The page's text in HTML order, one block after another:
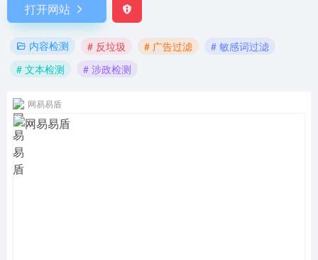
打开网站
内容检测 # 反垃圾 # 广告过滤
# 敏感词过滤
# 文本检测
# 涉政检测
网易易盾